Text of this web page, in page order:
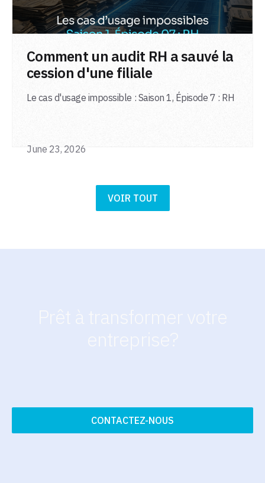
VOIR TOUT
Comment un audit RH a sauvé la
cession d'une filiale
Le cas d'usage impossible : Saison 1, Épisode 7 : RH
June 23, 2026
CONTACTEZ-NOUS